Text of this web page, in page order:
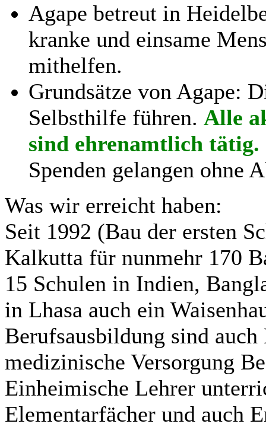
Agape betreut in
kranke und einsame
mithelfen.
Grundsätze von Agape:
Selbsthilfe führen. Alle
sind ehrenamtlich tätig.
Spenden gelangen ohne
Was wir erreicht haben:
Seit 1992 (Bau der ersten
Kalkutta für nunmehr 170
15 Schulen in Indien,
in Lhasa auch ein
Berufsausbildung sind
medizinische Versorgung
Einheimische Lehrer
Elementarfächer und auch